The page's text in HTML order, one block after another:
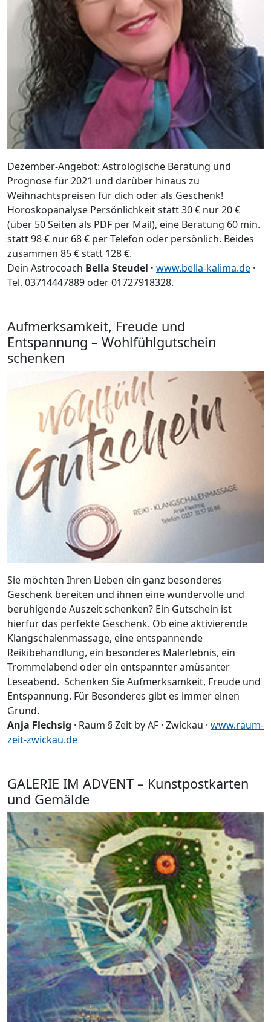
Dezember-Angebot: Astrologische Beratung und
Prognose für 2021 und darüber hinaus zu
Weihnachtspreisen für dich oder als Geschenk!
Horoskopanalyse Persönlichkeit statt 30 € nur 20 €
(über 50 Seiten als PDF per Mail), eine Beratung 60 min.
statt 98 € nur 68 € per Telefon oder persönlich. Beides
zusammen 85 € statt 128 €.
Dein Astrocoach Bella Steudel · www.bella-kalima.de ·
Tel. 03714447889 oder 01727918328.
Aufmerksamkeit, Freude und
Entspannung – Wohlfühlgutschein
schenken
Sie möchten Ihren Lieben ein ganz besonderes
Geschenk bereiten und ihnen eine wundervolle und
beruhigende Auszeit schenken? Ein Gutschein ist
hierfür das perfekte Geschenk. Ob eine aktivierende
Klangschalenmassage, eine entspannende
Reikibehandlung, ein besonderes Malerlebnis, ein
Trommelabend oder ein entspannter amüsanter
Leseabend. Schenken Sie Aufmerksamkeit, Freude und
Entspannung. Für Besonderes gibt es immer einen
Grund.
Anja Flechsig · Raum § Zeit by AF · Zwickau · www.raum-
zeit-zwickau.de
GALERIE IM ADVENT – Kunstpostkarten
und Gemälde